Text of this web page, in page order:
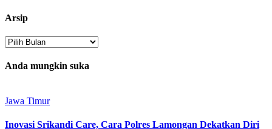
Arsip
Arsip
Anda mungkin suka
Jawa Timur
Inovasi Srikandi Care, Cara Polres Lamongan Dekatkan Diri